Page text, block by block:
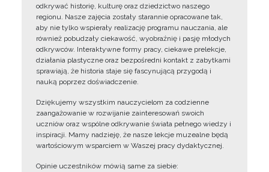
odkrywać historię, kulturę oraz dziedzictwo naszego
regionu. Nasze zajęcia zostały starannie opracowane tak,
aby nie tylko wspierały realizację programu nauczania, ale
również pobudzały ciekawość, wyobraźnię i pasję młodych
odkrywców. Interaktywne formy pracy, ciekawe prelekcje,
działania plastyczne oraz bezpośredni kontakt z zabytkami
sprawiają, że historia staje się fascynującą przygodą i
nauką poprzez doświadczenie.
Dziękujemy wszystkim nauczycielom za codzienne
zaangażowanie w rozwijanie zainteresowań swoich
uczniów oraz wspólne odkrywanie świata pełnego wiedzy i
inspiracji. Mamy nadzieję, że nasze lekcje muzealne będą
wartościowym wsparciem w Waszej pracy dydaktycznej.
Opinie uczestników mówią same za siebie: